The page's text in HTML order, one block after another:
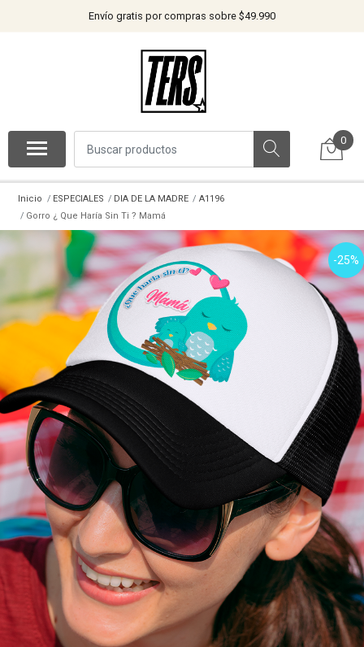
Envío gratis por compras sobre $49.990
0
Inicio ESPECIALES DIA DE LA MADRE
A1196
Gorro ¿ Que Haría Sin Ti ? Mamá
-25%